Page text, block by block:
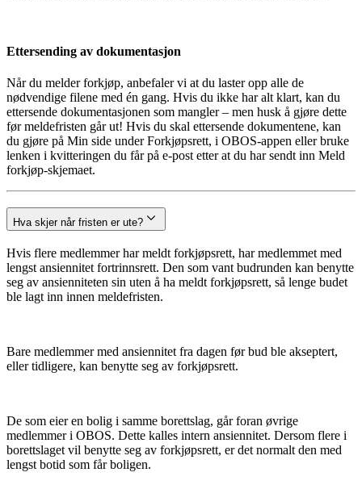
Ettersending av dokumentasjon
Når du melder forkjøp, anbefaler vi at du laster opp alle de
nødvendige filene med én gang. Hvis du ikke har alt klart, kan du
ettersende dokumentasjonen som mangler – men husk å gjøre dette
før meldefristen går ut! Hvis du skal ettersende dokumentene, kan
du gjøre på Min side under Forkjøpsrett, i OBOS-appen eller bruke
lenken i kvitteringen du får på e-post etter at du har sendt inn Meld
forkjøp-skjemaet.
Hva skjer når fristen er ute?
Hvis flere medlemmer har meldt forkjøpsrett, har medlemmet med
lengst ansiennitet fortrinnsrett. Den som vant budrunden kan benytte
seg av ansienniteten sin uten å ha meldt forkjøpsrett, så lenge budet
ble lagt inn innen meldefristen.
Bare medlemmer med ansiennitet fra dagen før bud ble akseptert,
eller tidligere, kan benytte seg av forkjøpsrett.
De som eier en bolig i samme borettslag, går foran øvrige
medlemmer i OBOS. Dette kalles intern ansiennitet. Dersom flere i
borettslaget vil benytte seg av forkjøpsrett, er det normalt den med
lengst botid som får boligen.